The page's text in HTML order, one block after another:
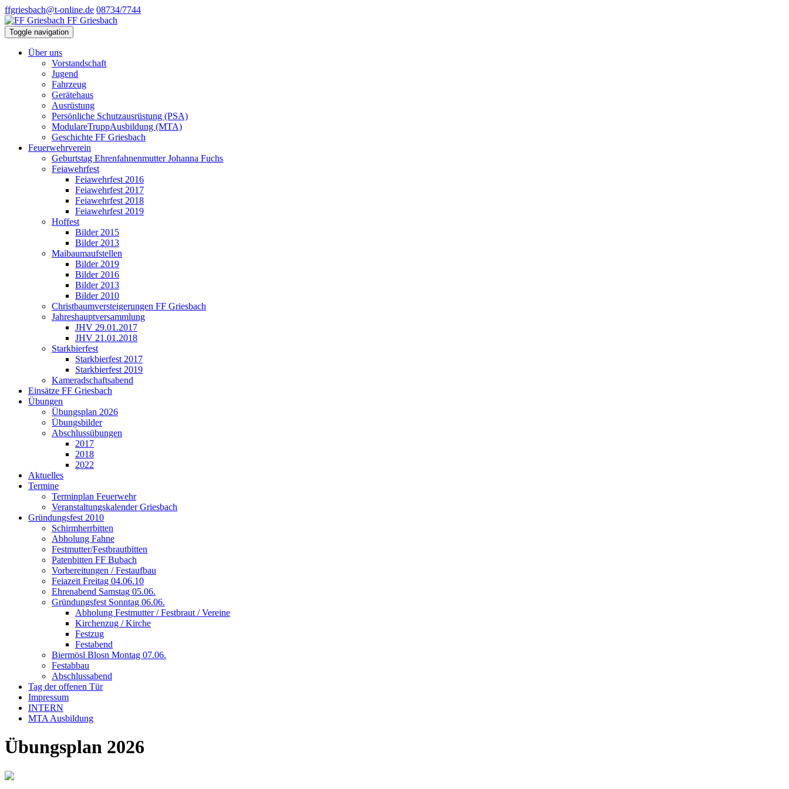
ffgriesbach@t-online.de 08734/7744
FF Griesbach
Toggle navigation
Über uns
Vorstandschaft
Jugend
Fahrzeug
Gerätehaus
Ausrüstung
Persönliche Schutzausrüstung (PSA)
ModulareTruppAusbildung (MTA)
Geschichte FF Griesbach
Feuerwehrverein
Geburtstag Ehrenfahnenmutter Johanna Fuchs
Feiawehrfest
Feiawehrfest 2016
Feiawehrfest 2017
Feiawehrfest 2018
Feiawehrfest 2019
Hoffest
Bilder 2015
Bilder 2013
Maibaumaufstellen
Bilder 2019
Bilder 2016
Bilder 2013
Bilder 2010
Christbaumversteigerungen FF Griesbach
Jahreshauptversammlung
JHV 29.01.2017
JHV 21.01.2018
Starkbierfest
Starkbierfest 2017
Starkbierfest 2019
Kameradschaftsabend
Einsätze FF Griesbach
Übungen
Übungsplan 2026
Übungsbilder
Abschlussübungen
2017
2018
2022
Aktuelles
Termine
Terminplan Feuerwehr
Veranstaltungskalender Griesbach
Gründungsfest 2010
Schirmherrbitten
Abholung Fahne
Festmutter/Festbrautbitten
Patenbitten FF Bubach
Vorbereitungen / Festaufbau
Feiazeit Freitag 04.06.10
Ehrenabend Samstag 05.06.
Gründungsfest Sonntag 06.06.
Abholung Festmutter / Festbraut / Vereine
Kirchenzug / Kirche
Festzug
Festabend
Biermösl Blosn Montag 07.06.
Festabbau
Abschlussabend
Tag der offenen Tür
Impressum
INTERN
MTA Ausbildung
Übungsplan 2026